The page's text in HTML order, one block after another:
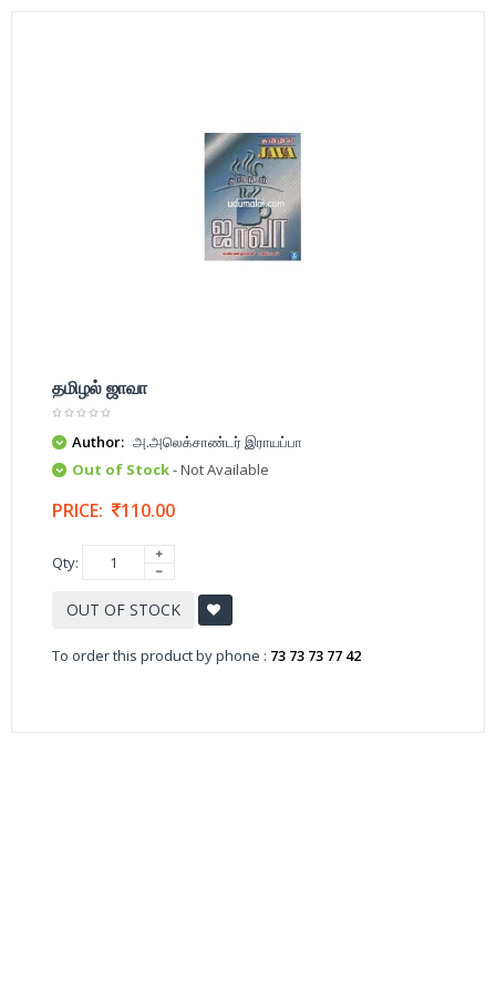
தமிழல் ஜாவா
Author: அ.அலெக்சாண்டர் இராயப்பா
Out of Stock- Not Available
PRICE: 110.00
Qty:
OUT OF STOCK
To order this product by phone : 73 73 73 77 42